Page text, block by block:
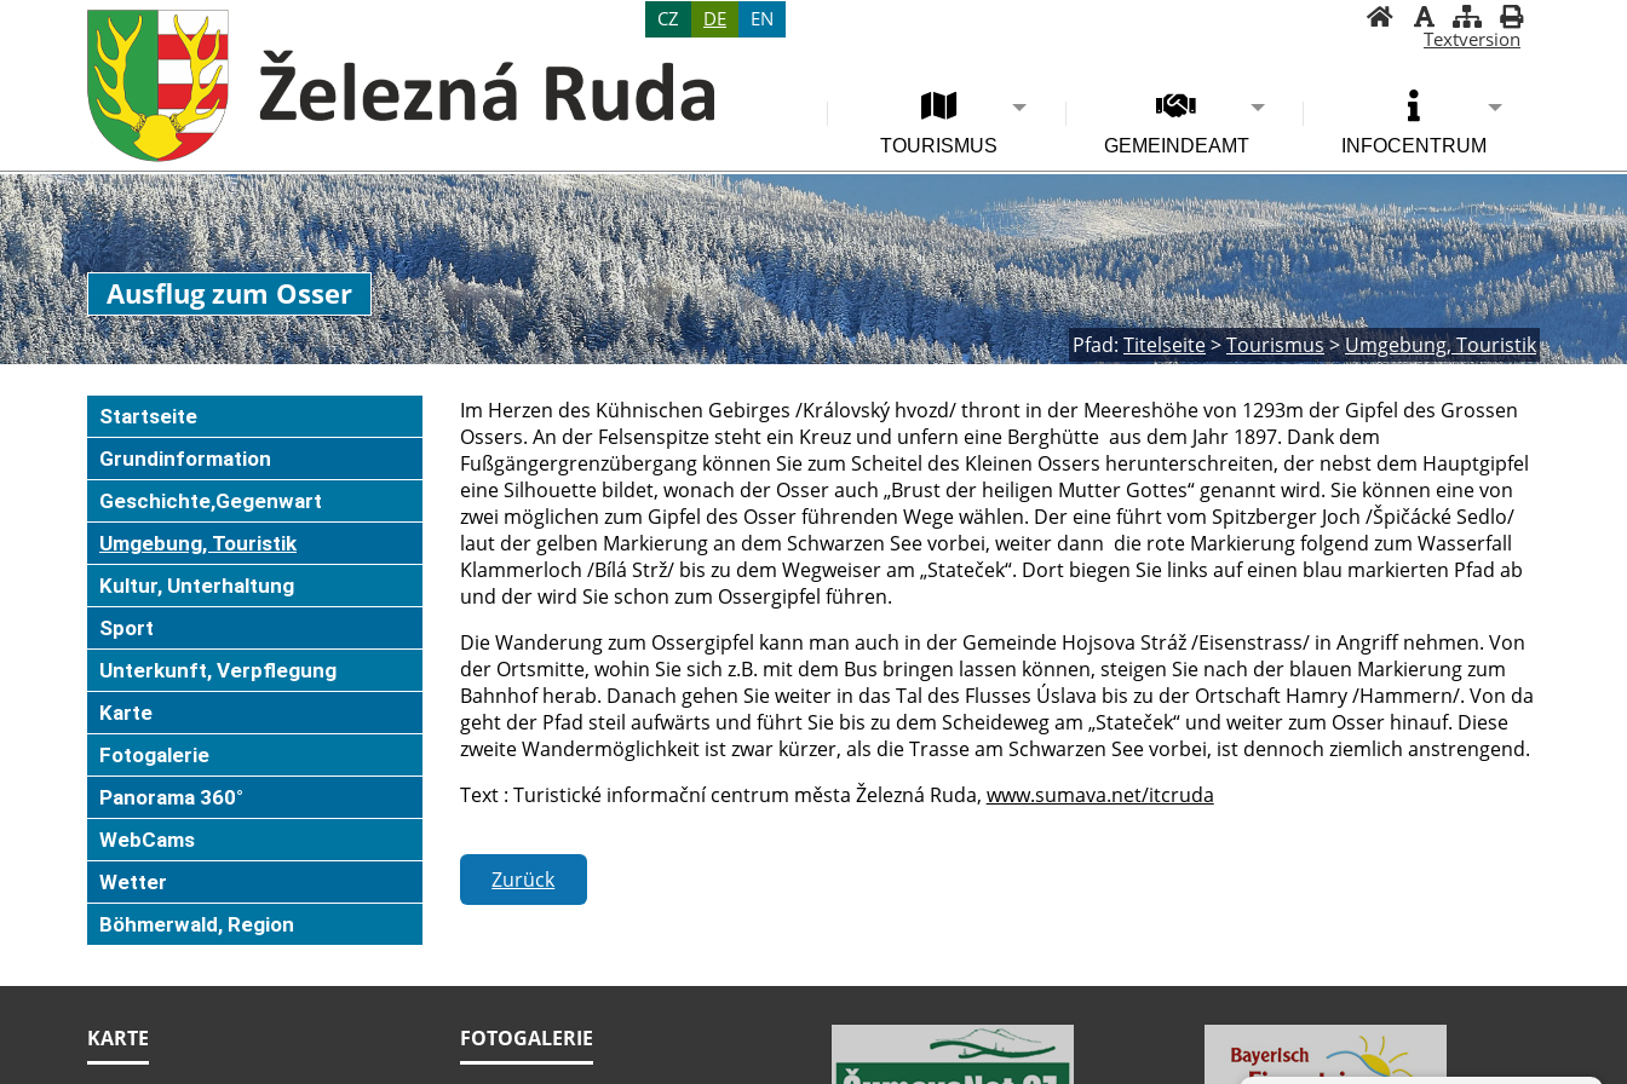
CZ DE EN
Textversion
TOURISMUS GEMEINDEAMT INFOCENTRUM
Ausflug zum Osser
Pfad: Titelseite>Tourismus>Umgebung, Touristik
Startseite
Grundinformation
Geschichte,Gegenwart
Umgebung, Touristik
Kultur, Unterhaltung
Sport
Unterkunft, Verpflegung
Karte
Fotogalerie
Panorama 360°
WebCams
Wetter
Böhmerwald, Region
Im Herzen des Kühnischen Gebirges /Královský hvozd/ thront in der Meereshöhe von 1293m der Gipfel des Grossen
Ossers. An der Felsenspitze steht ein Kreuz und unfern eine Berghütte aus dem Jahr 1897. Dank dem
Fußgängergrenzübergang können Sie zum Scheitel des Kleinen Ossers herunterschreiten, der nebst dem Hauptgipfel
eine Silhouette bildet, wonach der Osser auch „Brust der heiligen Mutter Gottes“ genannt wird. Sie können eine von
zwei möglichen zum Gipfel des Osser führenden Wege wählen. Der eine führt vom Spitzberger Joch /Špičácké Sedlo/
laut der gelben Markierung an dem Schwarzen See vorbei, weiter dann die rote Markierung folgend zum Wasserfall
Klammerloch /Bílá Strž/ bis zu dem Wegweiser am „Stateček“. Dort biegen Sie links auf einen blau markierten Pfad ab
und der wird Sie schon zum Ossergipfel führen.
Die Wanderung zum Ossergipfel kann man auch in der Gemeinde Hojsova Stráž /Eisenstrass/ in Angriff nehmen. Von
der Ortsmitte, wohin Sie sich z.B. mit dem Bus bringen lassen können, steigen Sie nach der blauen Markierung zum
Bahnhof herab. Danach gehen Sie weiter in das Tal des Flusses Úslava bis zu der Ortschaft Hamry /Hammern/. Von da
geht der Pfad steil aufwärts und führt Sie bis zu dem Scheideweg am „Stateček“ und weiter zum Osser hinauf. Diese
zweite Wandermöglichkeit ist zwar kürzer, als die Trasse am Schwarzen See vorbei, ist dennoch ziemlich anstrengend.
Text : Turistické informační centrum města Železná Ruda, www.sumava.net/itcruda
Zurück
KARTE FOTOGALERIE